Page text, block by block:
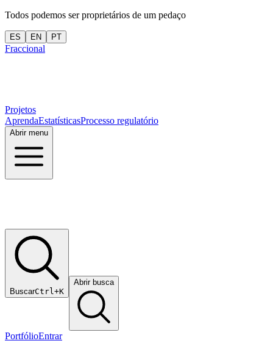
Todos podemos ser proprietários de um pedaço
ES EN PT
Fraccional
Projetos
AprendaEstatísticasProcesso regulatório
Abrir menu
BuscarCtrl+K
Abrir busca
PortfólioEntrar